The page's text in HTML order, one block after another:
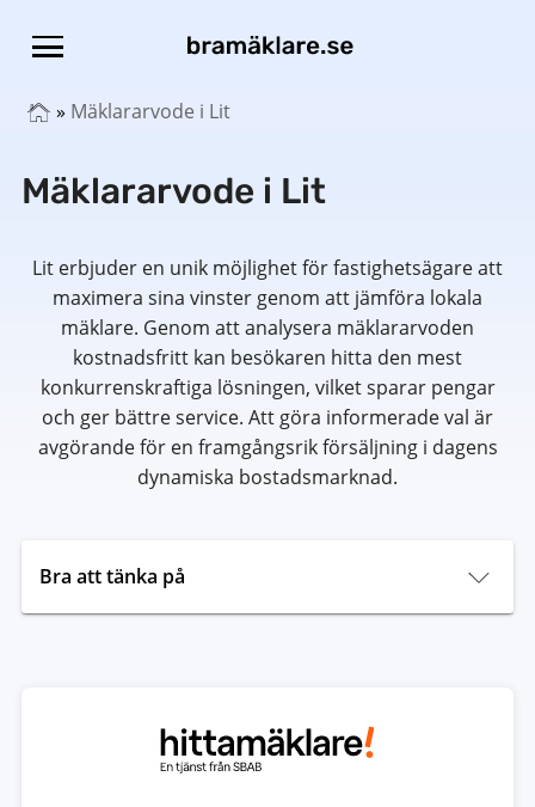
» Mäklararvode i Lit
Mäklararvode i Lit
Lit erbjuder en unik möjlighet för fastighetsägare att
maximera sina vinster genom att jämföra lokala
mäklare. Genom att analysera mäklararvoden
kostnadsfritt kan besökaren hitta den mest
konkurrenskraftiga lösningen, vilket sparar pengar
och ger bättre service. Att göra informerade val är
avgörande för en framgångsrik försäljning i dagens
dynamiska bostadsmarknad.
Bra att tänka på